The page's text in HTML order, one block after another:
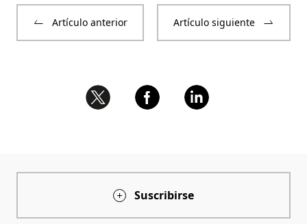
Artículo anterior Artículo siguiente
Suscribirse